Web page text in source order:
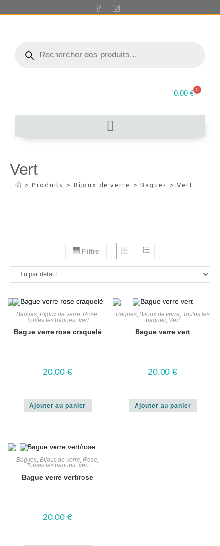
0.00 € 0
Vert
> Produits > Bijoux de verre > Bagues > Vert
Filtre
Bagues Bijoux de verre Rose
Toutes les bagues, Vert
Bague verre rose craquelé
20.00 €
Ajouter au panier
Bagues, Bijoux de verre Toutes les
bagues, Vert
Bague verre vert
20.00 €
Ajouter au panier
Bagues, Bijoux de verre, Rose,
Toutes les bagues, Vert
Bague verre vert/rose
20.00 €